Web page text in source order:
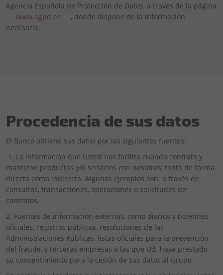
Agencia Española de Protección de Datos, a través de la página
www.agpd.es
, donde dispone de la información
necesaria.
Procedencia de sus datos
El Banco obtiene sus datos por las siguientes fuentes:
1. La información que Usted nos facilita cuando contrata y
mantiene productos y/o servicios con nosotros, tanto de forma
directa como indirecta. Algunos ejemplos son: a través de
consultas, transacciones, operaciones o solicitudes de
contratos.
2. Fuentes de información externas, como diarios y boletines
oficiales, registros públicos, resoluciones de las
Administraciones Públicas, listas oficiales para la prevención
del fraude, y terceras empresas a las que Ud. haya prestado
su consentimiento para la cesión de sus datos al Grupo